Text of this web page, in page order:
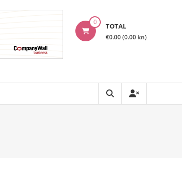
0 TOTAL
€0.00 (0.00 kn)